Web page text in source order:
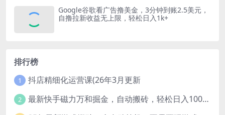
Google谷歌看广告撸美金，3分钟到账2.5美元，
自撸拉新收益无上限，轻松日入1k+
排行榜
1 抖店精细化运营课(26年3月更新
2 最新快手磁力万和掘金，自动搬砖，轻松日入100-200，操作简单